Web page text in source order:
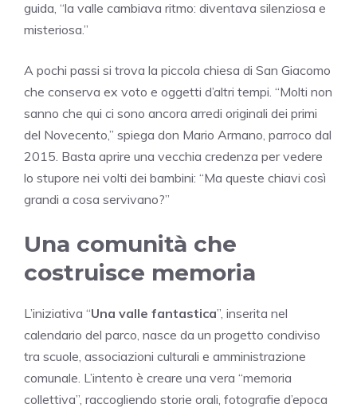
guida, “la valle cambiava ritmo: diventava silenziosa e
misteriosa.”
A pochi passi si trova la piccola chiesa di San Giacomo
che conserva ex voto e oggetti d’altri tempi. “Molti non
sanno che qui ci sono ancora arredi originali dei primi
del Novecento,” spiega don Mario Armano, parroco dal
2015. Basta aprire una vecchia credenza per vedere
lo stupore nei volti dei bambini: “Ma queste chiavi così
grandi a cosa servivano?”
Una comunità che
costruisce memoria
L’iniziativa “Una valle fantastica”, inserita nel
calendario del parco, nasce da un progetto condiviso
tra scuole, associazioni culturali e amministrazione
comunale. L’intento è creare una vera “memoria
collettiva”, raccogliendo storie orali, fotografie d’epoca